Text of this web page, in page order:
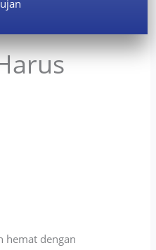
hemat dengan